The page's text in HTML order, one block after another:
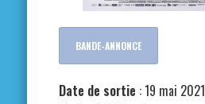
BANDE-ANNONCE
Date de sortie : 19 mai 2021